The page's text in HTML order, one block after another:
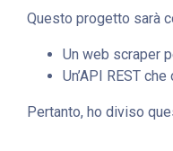
Questo progetto sarà
Un web scraper
Un’API REST
Pertanto, ho diviso